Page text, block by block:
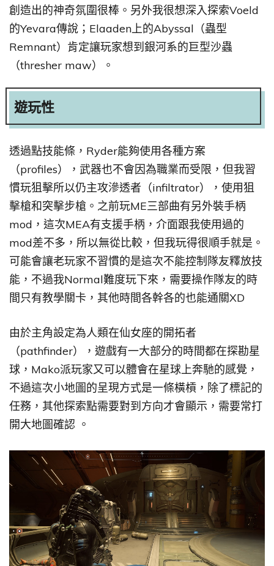
創造出的神奇氛圍很棒。另外我很想深入探索Voeld
的Yevara傳說；Elaaden上的Abyssal（蟲型
Remnant）肯定讓玩家想到銀河系的巨型沙蟲
（thresher maw）。
遊玩性
透過點技能條，Ryder能夠使用各種方案
（profiles），武器也不會因為職業而受限，但我習
慣玩狙擊所以仍主攻滲透者（infiltrator），使用狙
擊槍和突擊步槍。之前玩ME三部曲有另外裝手柄
mod，這次MEA有支援手柄，介面跟我使用過的
mod差不多，所以無從比較，但我玩得很順手就是。
可能會讓老玩家不習慣的是這次不能控制隊友釋放技
能，不過我Normal難度玩下來，需要操作隊友的時
間只有教學關卡，其他時間各幹各的也能通關XD
由於主角設定為人類在仙女座的開拓者
（pathfinder），遊戲有一大部分的時間都在探勘星
球，Mako派玩家又可以體會在星球上奔馳的感覺，
不過這次小地圖的呈現方式是一條橫槓，除了標記的
任務，其他探索點需要對到方向才會顯示，需要常打
開大地圖確認 。